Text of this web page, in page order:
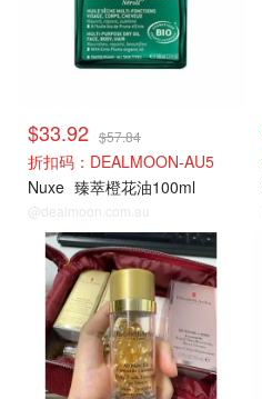
$33.92 $57.84
折扣码：DEALMOON-AU5
Nuxe 臻萃橙花油100ml
@dealmoon.com.au